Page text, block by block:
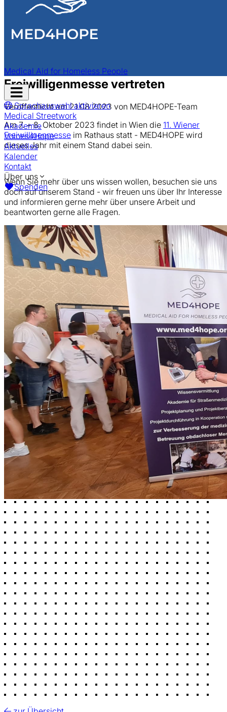
MED4HOPE
Medical Aid for Homeless People
Navigation
öffnen
Sprachauswahl aktivieren
Medical Streetwork
Akademie
Voices4Hope
Aktuelles
Kalender
Kontakt
Über uns
Spenden
Aktuelles
MED4HOPE ist bei der Wiener
Freiwilligenmesse vertreten
Veröffentlicht am 21.08.2023 von MED4HOPE-Team
Am 7. + 8. Oktober 2023 findet in Wien die 11. Wiener
Freiwilligenmesse im Rathaus statt - MED4HOPE wird
dieses Jahr mit einem Stand dabei sein.
Wenn Sie mehr über uns wissen wollen, besuchen sie uns
doch auf unserem Stand - wir freuen uns über Ihr Interesse
und informieren gerne mehr über unsere Arbeit und
beantworten gerne alle Fragen.